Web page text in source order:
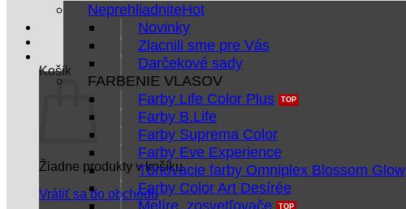
Košík
Žiadne produkty v košíku.
Vrátiť sa do obchodu
Neprehliadnite
Novinky
Zlacnili sme pre Vás
Darčekové sady
FARBENIE VLASOV
Farby Life Color Plus
Farby B.Life
Farby Suprema Color
Farby Eve Experience
Tónovacie farby Omniplex Blossom Glow
Farby Color Art Desírée
Melíre, zosvetľovače